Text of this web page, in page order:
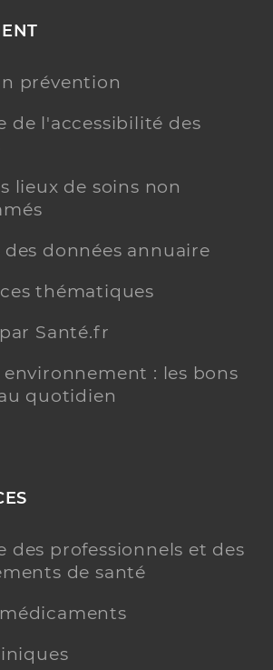
prévention
de l'accessibilité des
lieux de soins non
des données annuaire
thématiques
Santé.fr
environnement : les bons
quotidien
des professionnels et des
de santé